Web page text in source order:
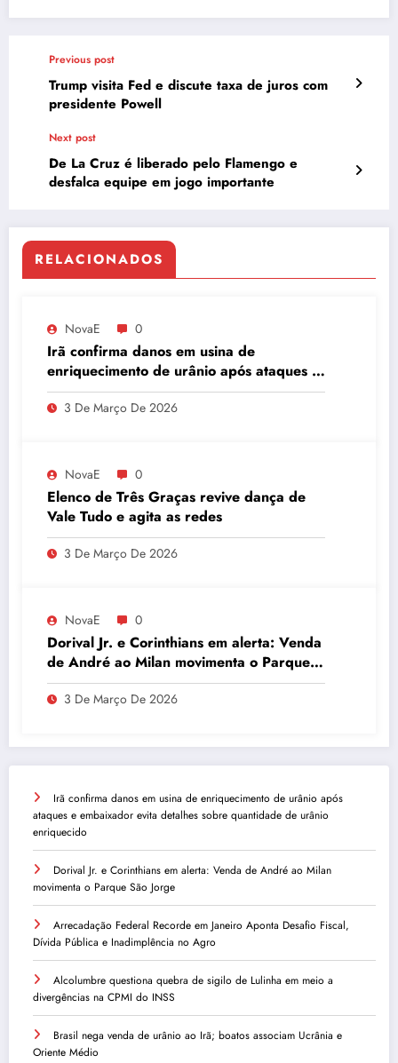
Previous post
Trump visita Fed e discute taxa de juros com
presidente Powell
Next post
De La Cruz é liberado pelo Flamengo e
desfalca equipe em jogo importante
RELACIONADOS
NovaE 0
Irã confirma danos em usina de
enriquecimento de urânio após ataques e
embaixador evita detalhes sobre
quantidade de urânio enriquecido
3 De Março De 2026
NovaE 0
Elenco de Três Graças revive dança de
Vale Tudo e agita as redes
3 De Março De 2026
NovaE 0
Dorival Jr. e Corinthians em alerta: Venda
de André ao Milan movimenta o Parque
São Jorge
3 De Março De 2026
Irã confirma danos em usina de enriquecimento de urânio após
ataques e embaixador evita detalhes sobre quantidade de urânio
enriquecido
Dorival Jr. e Corinthians em alerta: Venda de André ao Milan
movimenta o Parque São Jorge
Arrecadação Federal Recorde em Janeiro Aponta Desafio Fiscal,
Dívida Pública e Inadimplência no Agro
Alcolumbre questiona quebra de sigilo de Lulinha em meio a
divergências na CPMI do INSS
Brasil nega venda de urânio ao Irã; boatos associam Ucrânia e
Oriente Médio